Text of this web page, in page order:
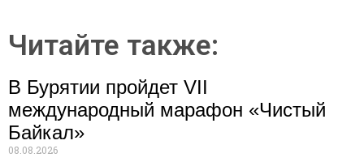
Читайте также:
В Бурятии пройдет VII
международный марафон «Чистый
Байкал»
08.08.2026